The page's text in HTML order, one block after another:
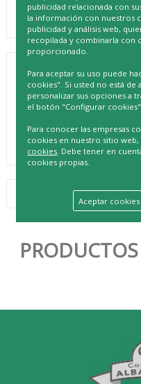
NENUCO
COMPLETO
REF. 8428076007341
publicidad relacionada con
la información con nuestros
publicidad y análisis web,
recopilada y combinarla con
proporcionado.
Para aceptar su uso puede
cookies". Si usted no está de
personalizar sus opciones a
el botón "Configurar
Para conocer las empresas
cookies en nuestro sitio
cookies. Debe tener en
cookies propias.
Aceptar cookies